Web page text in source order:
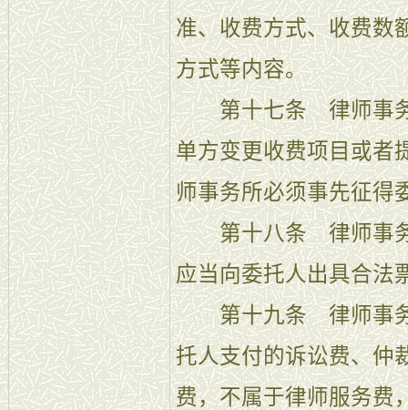
准、收费方式、收费数
方式等内容。
第十七条 律师事务
单方变更收费项目或者
师事务所必须事先征得
第十八条 律师事务
应当向委托人出具合法
第十九条 律师事务
托人支付的诉讼费、仲
费，不属于律师服务费